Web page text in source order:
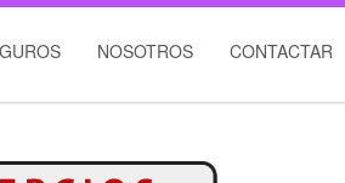
NOSOTROS CONTACTAR